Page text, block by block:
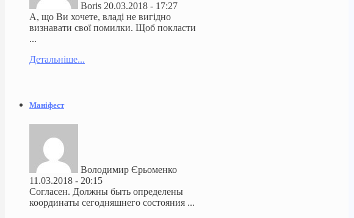
Boris 20.03.2018 - 17:27
А, що Ви хочете, владі не вигідно
визнавати свої помилки. Щоб покласти
...
Детальніше...
Маніфест
Володимир Єрьоменко
11.03.2018 - 20:15
Согласен. Должны быть определены
координаты сегодняшнего состояния ...